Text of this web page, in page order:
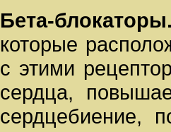
Бета-
которые
с этими
сердца,
сердцебиение,